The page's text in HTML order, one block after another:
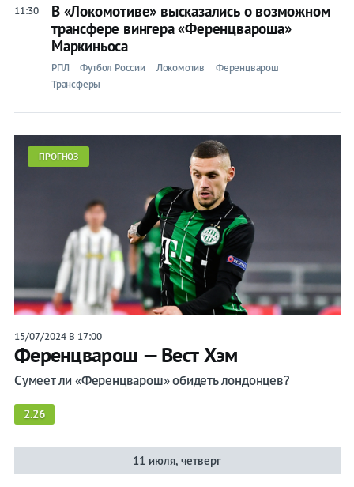
11:30
В «Локомотиве» высказались о возможном
трансфере вингера «Ференцвароша»
Маркиньоса
РПЛ Футбол России Локомотив
Ференцварош
Трансферы
ПРОГНОЗ
15/07/2024 В 17:00
Ференцварош — Вест Хэм
Сумеет ли «Ференцварош» обидеть лондонцев?
2.26
11 июля, четверг